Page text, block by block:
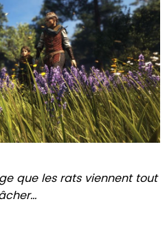
que les rats viennent tout